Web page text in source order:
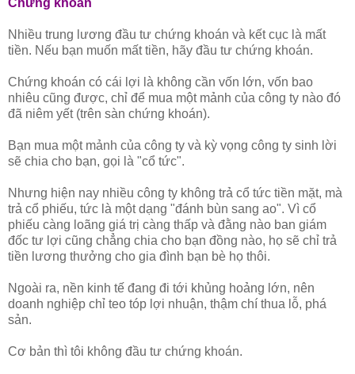
Chứng khoán
Nhiều trung lương đầu tư chứng khoán và kết cục là mất
tiền. Nếu bạn muốn mất tiền, hãy đầu tư chứng khoán.
Chứng khoán có cái lợi là không cần vốn lớn, vốn bao
nhiêu cũng được, chỉ để mua một mảnh của công ty nào đó
đã niêm yết (trên sàn chứng khoán).
Bạn mua một mảnh của công ty và kỳ vọng công ty sinh lời
sẽ chia cho bạn, gọi là "cổ tức".
Nhưng hiện nay nhiều công ty không trả cổ tức tiền mặt, mà
trả cổ phiếu, tức là một dạng "đánh bùn sang ao". Vì cổ
phiếu càng loãng giá trị càng thấp và đằng nào ban giám
đốc tư lợi cũng chẳng chia cho bạn đồng nào, họ sẽ chỉ trả
tiền lương thưởng cho gia đình bạn bè họ thôi.
Ngoài ra, nền kinh tế đang đi tới khủng hoảng lớn, nên
doanh nghiệp chỉ teo tóp lợi nhuận, thậm chí thua lỗ, phá
sản.
Cơ bản thì tôi không đầu tư chứng khoán.